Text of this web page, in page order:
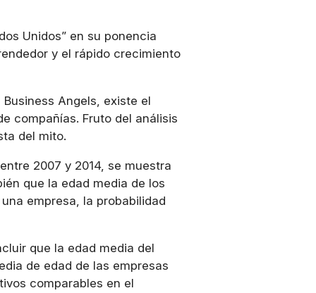
Unidos” en su ponencia
y el rápido crecimiento
Angels, existe el
compañías. Fruto del análisis
del mito.
2007 y 2014, se muestra
que la edad media de los
empresa, la probabilidad
que la edad media del
de edad de las empresas
comparables en el